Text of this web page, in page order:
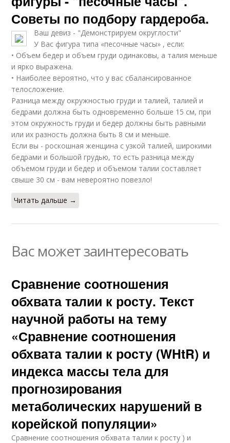
Советы по подбору гардероба.
Ваш девиз - "Демонстрируем округлости"
У Вас фигура типа «песочные часы» , если:
• Объем бедер и объем груди одинаковы, а талия меньше
и ярко выражена.
• Наиболее вероятно, что у вас сбалансированное
телосложение.
Разница между окружностью груди и талией, талией и
бедрами должна быть одновременно больше 15 см, при
этом окружность груди и бедер должны быть равными
или их разность должна быть 8 см и меньше.
Если вы - роскошная женщина с узкой талией, широкими
бедрами и большой грудью, то есть разница между
объемом груди и бедер и объемом талии составляет
свыше 30 см - вам невероятно повезло!
Читать дальше →
Вас может заинтересовать
Сравнение соотношения
обхвата талии к росту. Текст
научной работы на тему
«Сравнение соотношения
обхвата талии к росту (WHtR) и
индекса массы тела для
прогнозирования
метаболических нарушений в
корейской популяции»
Сравнение соотношения обхвата талии к росту ) и